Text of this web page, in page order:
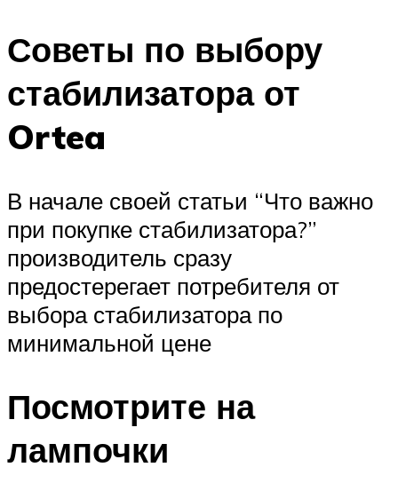
Советы по выбору
стабилизатора от
Ortea
В начале своей статьи “Что важно
при покупке стабилизатора?”
производитель сразу
предостерегает потребителя от
выбора стабилизатора по
минимальной цене
Посмотрите на
лампочки